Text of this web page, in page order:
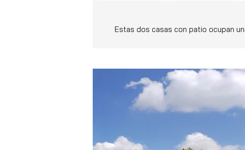
Estas dos casas con patio ocupan
Ahora solo queda dejar